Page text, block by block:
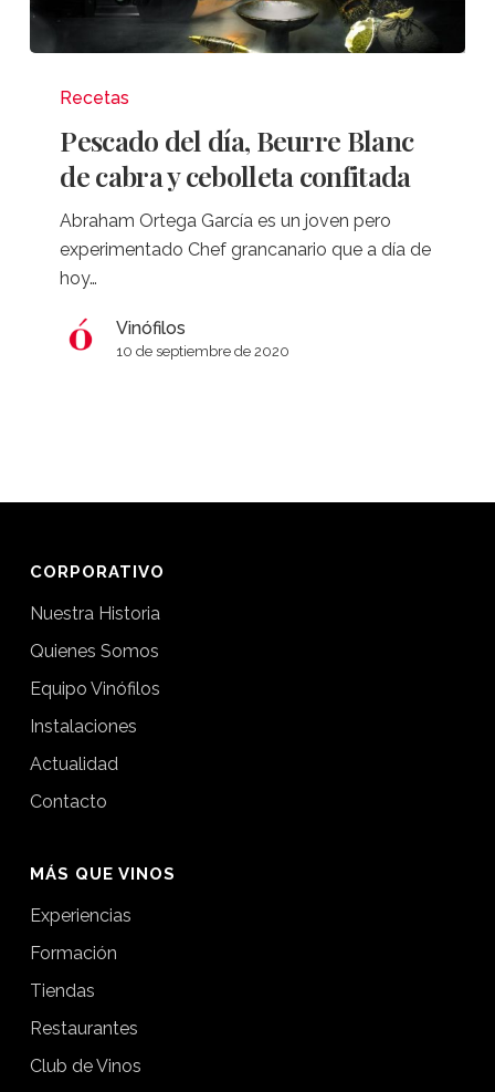
Beurre
Blanc
confitada
Recetas
Pescado del día, Beurre Blanc
de cabra y cebolleta confitada
Abraham Ortega García es un joven pero
experimentado Chef grancanario que a día de
hoy…
Vinófilos
10 de septiembre de 2020
CORPORATIVO
Nuestra Historia
Quienes Somos
Equipo Vinófilos
Instalaciones
Actualidad
Contacto
MÁS QUE VINOS
Experiencias
Formación
Tiendas
Restaurantes
Club de Vinos